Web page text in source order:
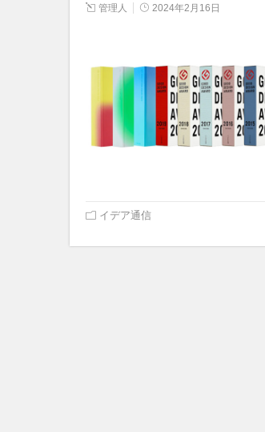
管理人 2024年2月16日
イデア通信